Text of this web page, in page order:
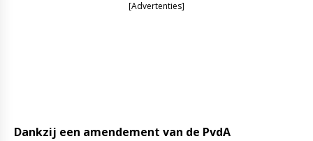
[Advertenties]
Dankzij een amendement van de PvdA